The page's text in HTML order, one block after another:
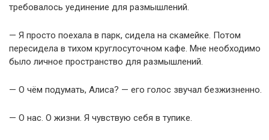
требовалось уединение для размышлений.
— Я просто поехала в парк, сидела на скамейке. Потом
пересидела в тихом круглосуточном кафе. Мне необходимо
было личное пространство для размышлений.
— О чём подумать, Алиса? — его голос звучал безжизненно.
— О нас. О жизни. Я чувствую себя в тупике.